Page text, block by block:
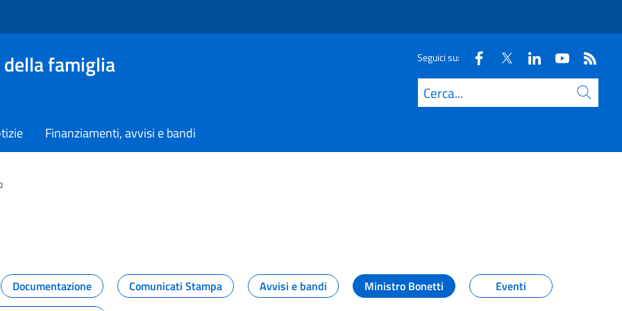
famiglia Seguici su:
Cerca
Finanziamenti, avvisi e bandi
dal Dipartimento
Documentazione Comunicati Stampa Avvisi e bandi Ministro Bonetti
Eventi